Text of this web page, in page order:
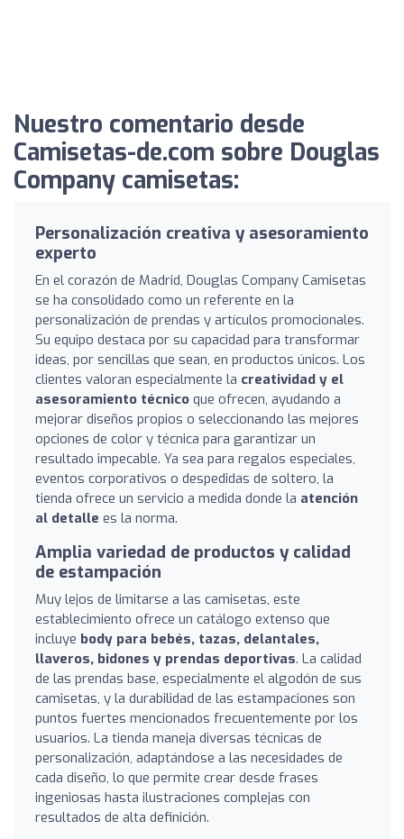
Nuestro comentario desde
Camisetas-de.com sobre Douglas
Company camisetas:
Personalización creativa y asesoramiento
experto
En el corazón de Madrid, Douglas Company Camisetas
se ha consolidado como un referente en la
personalización de prendas y artículos promocionales.
Su equipo destaca por su capacidad para transformar
ideas, por sencillas que sean, en productos únicos. Los
clientes valoran especialmente la creatividad y el
asesoramiento técnico que ofrecen, ayudando a
mejorar diseños propios o seleccionando las mejores
opciones de color y técnica para garantizar un
resultado impecable. Ya sea para regalos especiales,
eventos corporativos o despedidas de soltero, la
tienda ofrece un servicio a medida donde la atención
al detalle es la norma.
Amplia variedad de productos y calidad
de estampación
Muy lejos de limitarse a las camisetas, este
establecimiento ofrece un catálogo extenso que
incluye body para bebés, tazas, delantales,
llaveros, bidones y prendas deportivas. La calidad
de las prendas base, especialmente el algodón de sus
camisetas, y la durabilidad de las estampaciones son
puntos fuertes mencionados frecuentemente por los
usuarios. La tienda maneja diversas técnicas de
personalización, adaptándose a las necesidades de
cada diseño, lo que permite crear desde frases
ingeniosas hasta ilustraciones complejas con
resultados de alta definición.